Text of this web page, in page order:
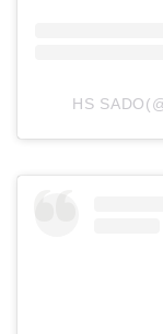
HS